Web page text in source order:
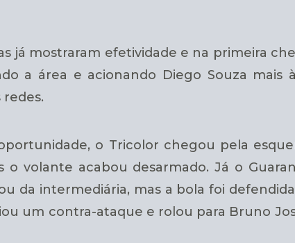
já mostraram efetividade e na primeira
a área e acionando Diego Souza
o Tricolor chegou pela
o volante acabou desarmado. Já o
da intermediária, mas a bola foi
um contra-ataque e rolou para Bruno